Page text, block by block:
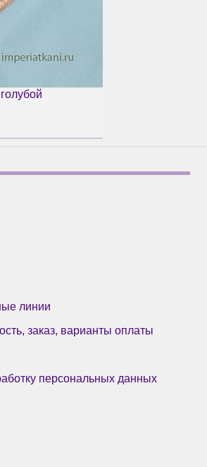
линии
заказ, варианты оплаты
персональных данных